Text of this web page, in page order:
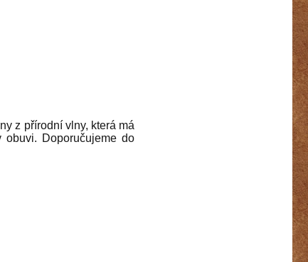
z přírodní vlny, která má
Doporučujeme do